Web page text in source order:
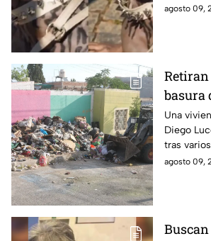
millones
agosto 09,
Retiran
basura
la
Una
Diego
tras
agosto 09,